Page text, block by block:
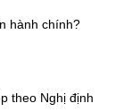
hành chính?
theo Nghị định